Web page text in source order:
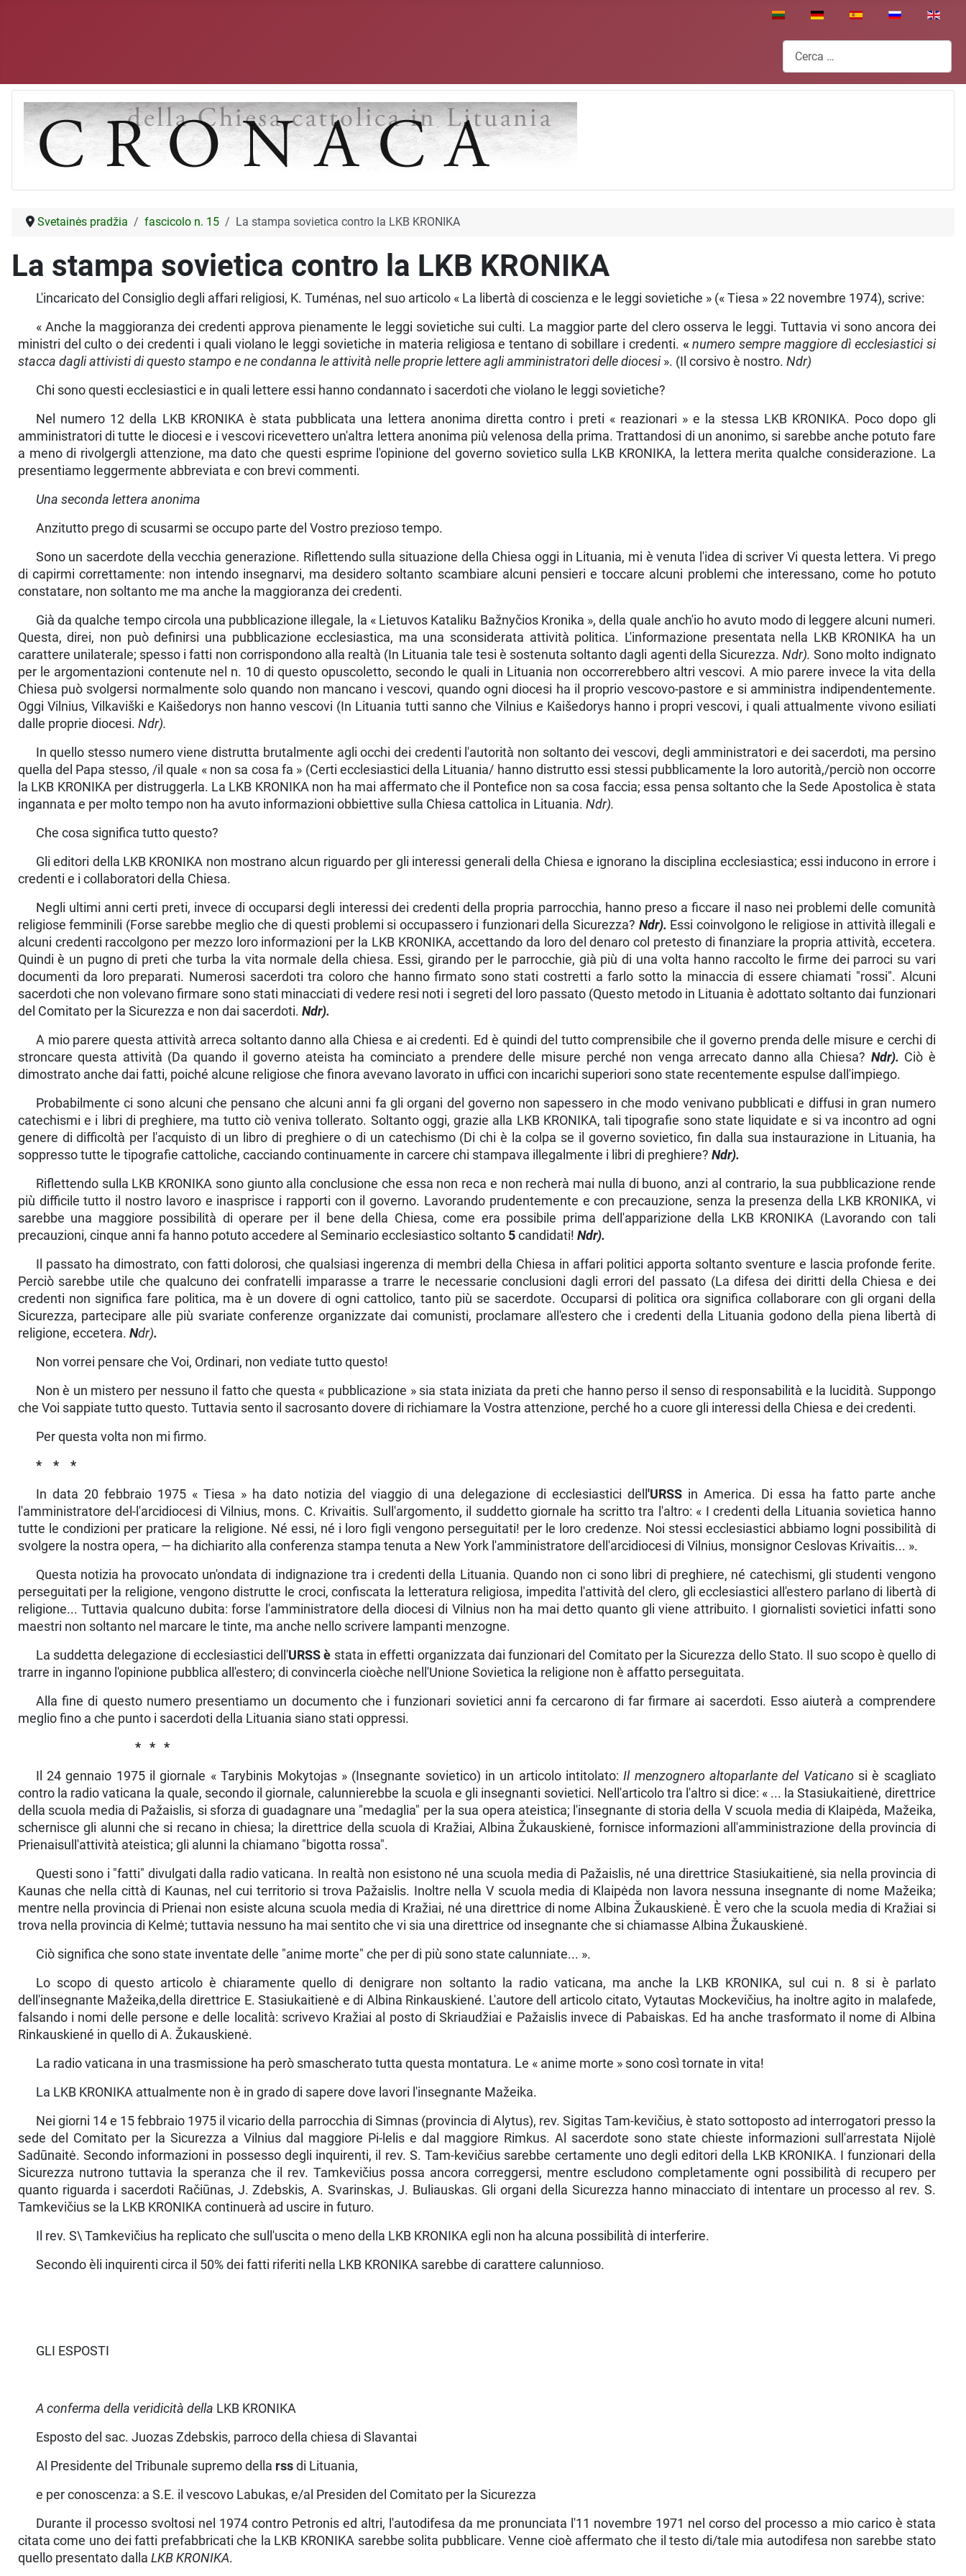
Seleziona la tua lingua
Cerca
Svetainės pradžia fascicolo n. 15 La stampa sovietica contro la LKB KRONIKA
La stampa sovietica contro la LKB KRONIKA
L'incaricato del Consiglio degli affari religiosi, K. Tuménas, nel suo articolo « La libertà di coscienza e le leggi sovietiche » (« Tiesa » 22 novembre 1974), scrive:
« Anche la maggioranza dei credenti approva pienamente le leggi sovietiche sui culti. La maggior parte del clero os­serva le leggi. Tuttavia vi sono ancora dei
ministri del culto o dei credenti i quali violano le leggi sovietiche in materia religiosa e tentano di sobillare i credenti. «numero sem­pre maggiore dì ecclesiastici si
stacca dagli attivisti di que­sto stampo e ne condanna le attività nelle proprie lettere agli amministratori delle diocesi ». (Il corsivo è nostro. Ndr)
Chi sono questi ecclesiastici e in quali lettere essi han­no condannato i sacerdoti che violano le leggi sovietiche?
Nel numero 12 della LKB KRONIKA è stata pubblicata una lettera anonima diretta contro i preti « reazionari » e la stessa LKB KRONIKA. Poco dopo gli
amministratori di tutte le diocesi e i vescovi ricevettero un'altra lettera anonima più velenosa della prima. Trattandosi di un anonimo, si sarebbe anche potuto fare
a meno di rivolgergli attenzio­ne, ma dato che questi esprime l'opinione del governo sovietico sulla LKB KRONIKA, la lettera merita qualche con­siderazione. La
presentiamo leggermente abbreviata e con brevi commenti.
Una seconda lettera anonima
Anzitutto prego di scusarmi se occupo parte del Vostro prezioso tempo.
Sono un sacerdote della vecchia generazione. Riflettendo sulla situazione della Chiesa oggi in Lituania, mi è venuta l'idea di scriver Vi questa lettera. Vi prego
di capirmi corret­tamente: non intendo insegnarvi, ma desidero soltanto scam­biare alcuni pensieri e toccare alcuni problemi che interes­sano, come ho potuto
constatare, non soltanto me ma anche la maggioranza dei credenti.
Già da qualche tempo circola una pubblicazione illegale, la « Lietuvos Kataliku Bažnyčios Kronika », della quale anch'io ho avuto modo di leggere alcuni numeri.
Questa, direi, non può definirsi una pubblicazione ecclesiastica, ma una sconside­rata attività politica. L'informazione presentata nella LKB KRONIKA ha un
carattere unilaterale; spesso i fatti non corrispondono alla realtà (In Lituania tale tesi è sostenuta soltanto dagli agenti della Sicurezza.Ndr).Sono molto indignato
per le ar­gomentazioni contenute nel n. 10 di questo opuscoletto, se­condo le quali in Lituania non occorrerebbero altri vescovi. A mio parere invece la vita della
Chiesa può svolgersi normal­mente solo quando non mancano i vescovi, quando ogni dio­cesi ha il proprio vescovo-pastore e si amministra indipenden­temente.
Oggi Vilnius, Vilkaviški e Kaišedorys non hanno ve­scovi (In Lituania tutti sanno che Vilnius e Kaišedorys hanno i propri vescovi, i quali attualmente vivono esiliati
dalle pro­prie diocesi. Ndr).
In quello stesso numero viene distrutta brutalmente agli occhi dei credenti l'autorità non soltanto dei vescovi, degli amministratori e dei sacerdoti, ma persino
quella del Papa stesso, /il quale « non sa cosa fa » (Certi ecclesiastici della Li­tuania/ hanno distrutto essi stessi pubblicamente la loro auto­rità,/perciò non occorre
la LKB KRONIKA per distruggerla. La LKB KRONIKA non ha mai affermato che il Pontefice non sa cosa faccia; essa pensa soltanto che la Sede Apostolica è stata
in­gannata e per molto tempo non ha avuto informazioni obbiet­tive sulla Chiesa cattolica in Lituania. Ndr).
Che cosa significa tutto questo?
Gli editori della LKB KRONIKA non mostrano alcun riguardo per gli interessi generali della Chiesa e ignorano la disciplina ecclesiastica; essi inducono in errore i
credenti e i collaboratori della Chiesa.
Negli ultimi anni certi preti, invece di occuparsi degli inte­ressi dei credenti della propria parrocchia, hanno preso a ficcare il naso nei problemi delle comunità
religiose femminili (Forse sarebbe meglio che di questi problemi si occupassero i funzionari della Sicurezza? Ndr). Essi coinvolgono le religiose in attività illegali e
alcuni credenti raccolgono per mezzo loro informazioni per la LKB KRONIKA, accettando da loro del de­naro col pretesto di finanziare la propria attività, eccetera.
Quin­di è un pugno di preti che turba la vita normale della chiesa. Essi, girando per le parrocchie, già più di una volta hanno raccolto le firme dei parroci su vari
documenti da loro prepa­rati. Numerosi sacerdoti tra coloro che hanno firmato sono stati costretti a farlo sotto la minaccia di essere chiamati "rossi". Alcuni
sacerdoti che non volevano firmare sono stati minac­ciati di vedere resi noti i segreti del loro passato (Questo me­todo in Lituania è adottato soltanto dai funzionari
del Comi­tato per la Sicurezza e non dai sacerdoti. Ndr).
A mio parere questa attività arreca soltanto danno alla Chiesa e ai credenti. Ed è quindi del tutto comprensibile che il go­verno prenda delle misure e cerchi di
stroncare questa atti­vità (Da quando il governo ateista ha cominciato a prendere delle misure perché non venga arrecato danno alla Chiesa? Ndr). Ciò è
dimostrato anche dai fatti, poiché alcune religiose che finora avevano lavorato in uffici con incarichi superiori sono state recentemente espulse dall'impiego.
Probabilmente ci sono alcuni che pensano che alcuni anni fa gli organi del governo non sapessero in che modo venivano pubblicati e diffusi in gran numero
catechismi e i libri di pre­ghiere, ma tutto ciò veniva tollerato. Soltanto oggi, grazie alla LKB KRONIKA, tali tipografie sono state liquidate e si va in­contro ad ogni
genere di difficoltà per l'acquisto di un libro di preghiere o di un catechismo (Di chi è la colpa se il governo sovietico, fin dalla sua instaurazione in Lituania, ha
soppresso tutte le tipografie cattoliche, cacciando continuamente in car­cere chi stampava illegalmente i libri di preghiere? Ndr).
Riflettendo sulla LKB KRONIKA sono giunto alla conclusione che essa non reca e non recherà mai nulla di buono, anzi al contrario, la sua pubblicazione rende
più difficile tutto il no­stro lavoro e inasprisce i rapporti con il governo. Lavorando prudentemente e con precauzione, senza la presenza della LKB KRONIKA, vi
sarebbe una maggiore possibilità di operare per il bene della Chiesa, come era possibile prima dell'apparizione della LKB KRONIKA (Lavorando con tali
precauzioni, cinque anni fa hanno potuto accedere al Seminario ecclesiastico soltanto 5 candidati! Ndr).
Il passato ha dimostrato, con fatti dolorosi, che qualsiasi ingerenza di membri della Chiesa in affari politici apporta soltanto sventure e lascia profonde ferite.
Perciò sarebbe utile che qualcuno dei confratelli imparasse a trarre le necessarie conclusioni dagli errori del passato (La difesa dei diritti della Chiesa e dei
credenti non significa fare politica, ma è un do­vere di ogni cattolico, tanto più se sacerdote. Occuparsi di politica ora significa collaborare con gli organi della
Sicurezza, partecipare alle più svariate conferenze organizzate dai comu­nisti, proclamare all'estero che i credenti della Lituania go­dono della piena libertà di
religione, eccetera. Ndr).
Non vorrei pensare che Voi, Ordinari, non vediate tutto questo!
Non è un mistero per nessuno il fatto che questa « pubbli­cazione » sia stata iniziata da preti che hanno perso il senso di responsabilità e la lucidità. Suppongo
che Voi sappiate tutto questo. Tuttavia sento il sacrosanto dovere di richiamare la Vostra attenzione, perché ho a cuore gli interessi della Chiesa e dei credenti.
Per questa volta non mi firmo.
* * *
In data 20 febbraio 1975 « Tiesa » ha dato notizia del viaggio di una delegazione di ecclesiastici dell 'URSS in America. Di essa ha fatto parte anche
l'amministratore del-l'arcidiocesi di Vilnius, mons. C. Krivaitis. Sull'argomento, il suddetto giornale ha scritto tra l'altro: « I credenti del­la Lituania sovietica hanno
tutte le condizioni per pra­ticare la religione. Né essi, né i loro figli vengono perse­guitati! per le loro credenze. Noi stessi ecclesiastici ab­biamo logni possibilità di
svolgere la nostra opera, — ha dichiarito alla conferenza stampa tenuta a New York l'am­ministratore dell'arcidiocesi di Vilnius, monsignor Ceslovas Krivaitis... ».
Questa notizia ha provocato un'ondata di indignazione tra i credenti della Lituania. Quando non ci sono libri di preghiere, né catechismi, gli studenti vengono
perseguitati per la religione, vengono distrutte le croci, confiscata la letteratura religiosa, impedita l'attività del clero, gli ec­clesiastici all'estero parlano di libertà di
religione... Tut­tavia qualcuno dubita: forse l'amministratore della dio­cesi di Vilnius non ha mai detto quanto gli viene attribuito. I giornalisti sovietici infatti sono
maestri non soltanto nel marcare le tinte, ma anche nello scrivere lampanti menzogne.
La suddetta delegazione di ecclesiastici dell'URSS è stata in effetti organizzata dai funzionari del Comitato per la Sicurezza dello Stato. Il suo scopo è quello di
trarre in inganno l'opinione pubblica all'estero; di convincerla cioèche nell'Unione Sovietica la religione non è affatto perseguitata.
Alla fine di questo numero presentiamo un documento che i funzionari sovietici anni fa cercarono di far firmare ai sacerdoti. Esso aiuterà a comprendere
meglio fino a che punto i sacerdoti della Lituania siano stati oppressi.
* * *
Il 24 gennaio 1975 il giornale « Tarybinis Mokytojas » (Insegnante sovietico) in un articolo intitolato:Il men­zognero altoparlante del Vaticano si è scagliato
contro la radio vaticana la quale, secondo il giornale, calunnierebbe la scuola e gli insegnanti sovietici. Nell'articolo tra l'altro si dice: « ... la Stasiukaitienė, direttrice
della scuola media di Pažaislis, si sforza di guadagnare una "medaglia" per la sua opera ateistica; l'insegnante di storia della V scuola media di Klaipėda, Mažeika,
schernisce gli alunni che si recano in chiesa; la direttrice della scuola di Kražiai, Albina Žu­kauskienė, fornisce informazioni all'amministrazione della provincia di
Prienaisull'attività ateistica; gli alunni la chiamano "bigotta rossa".
Questi sono i "fatti" divulgati dalla radio vaticana. In realtà non esistono né una scuola media di Pažaislis, né una direttrice Stasiukaitienė, sia nella provincia di
Kaunas che nella città di Kaunas, nel cui territorio si trova Pažais­lis. Inoltre nella V scuola media di Klaipėda non lavora nessuna insegnante di nome Mažeika;
mentre nella provin­cia di Prienai non esiste alcuna scuola media di Kražiai, né una direttrice di nome Albina Žukauskienė. È vero che la scuola media di Kražiai si
trova nella provincia di Kelmė; tuttavia nessuno ha mai sentito che vi sia una direttrice od insegnante che si chiamasse Albina Žukauskienė.
Ciò significa che sono state inventate delle "anime mor­te" che per di più sono state calunniate... ».
Lo scopo di questo articolo è chiaramente quello di de­nigrare non soltanto la radio vaticana, ma anche la LKB KRONIKA, sul cui n. 8 si è parlato
dell'insegnante Mažeika,della direttrice E. Stasiukaitienė e di Albina Rinkauskiené. L'autore dell articolo citato, Vytautas Mockevičius, ha inol­tre agito in malafede,
falsando i nomi delle persone e delle località: scrivevo Kražiai al posto di Skriaudžiai e Pa­žaislis invece di Pabaiskas. Ed ha anche trasformato il nome di Albina
Rinkauskiené in quello di A. Žukauskienė.
La radio vaticana in una trasmissione ha però smasche­rato tutta questa montatura. Le « anime morte » sono così tornate in vita!
La LKB KRONIKA attualmente non è in grado di sapere dove lavori l'insegnante Mažeika.
Nei giorni 14 e 15 febbraio 1975 il vicario della par­rocchia di Simnas (provincia di Alytus), rev. Sigitas Tam-kevičius, è stato sottoposto ad interrogatori presso la
sede del Comitato per la Sicurezza a Vilnius dal maggiore Pi-lelis e dal maggiore Rimkus. Al sacerdote sono state chieste informazioni sull'arrestata Nijolė
Sadūnaitė. Secondo in­formazioni in possesso degli inquirenti, il rev. S. Tam-kevičius sarebbe certamente uno degli editori della LKB KRONIKA. I funzionari della
Sicurezza nutrono tuttavia la speranza che il rev. Tamkevičius possa ancora correggersi, mentre escludono completamente ogni possibilità di recu­pero per
quanto riguarda i sacerdoti Račiūnas, J. Zdebskis, A. Svarinskas, J. Buliauskas. Gli organi della Sicurezza hanno minacciato di intentare un processo al rev. S.
Tam­kevičius se la LKB KRONIKA continuerà ad uscire in futuro.
Il rev. S\ Tamkevičius ha replicato che sull'uscita o meno della LKB KRONIKA egli non ha alcuna possibilità di interferire.
Secondo èli inquirenti circa il 50% dei fatti riferiti nella LKB KRONIKA sarebbe di carattere calunnioso.
GLI ESPOSTI
A conferma della veridicità della LKB KRONIKA
Esposto del sac. Juozas Zdebskis, parroco della chiesa di Slavantai
Al Presidente del Tribunale supremo della rss di Lituania,
e per conoscenza: a S.E. il vescovo Labukas, e/al Presiden del Comitato per la Sicurezza
Durante il processo svoltosi nel 1974 contro Petronis ed altri, l'autodifesa da me pronunciata l'11 novembre 1971 nel corso del processo a mio carico è stata
citata come uno dei fatti prefabbricati che la LKB KRONIKA sarebbe solita pubbli­care. Venne cioè affermato che il testo di/tale mia autodifesa non sarebbe stato
quello presentato dalla LKB KRONIKA.